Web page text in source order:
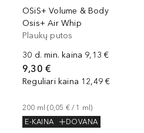
OSiS+ Volume & Body
Osis+ Air Whip
Plaukų putos
30 d. min. kaina 9,13 €
9,30 €
Reguliari kaina 12,49 €
200 ml (0,05 € / 1 ml)
E-KAINA
DOVANA